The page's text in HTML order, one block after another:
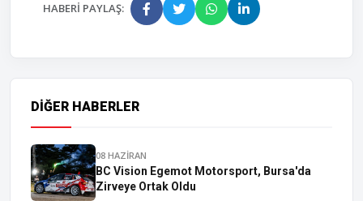
HABERI PAYLAŞ:
DIĞER HABERLER
08 HAZİRAN
BC Vision Egemot Motorsport, Bursa'da
Zirveye Ortak Oldu